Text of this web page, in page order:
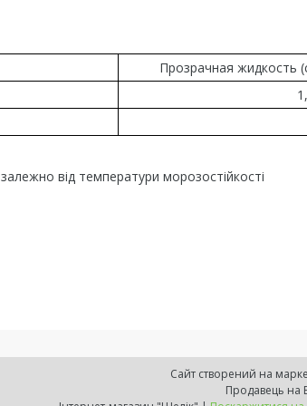
Прозрачная жидкость
залежно від температури морозостійкості
Сайт створений на
Продавець на